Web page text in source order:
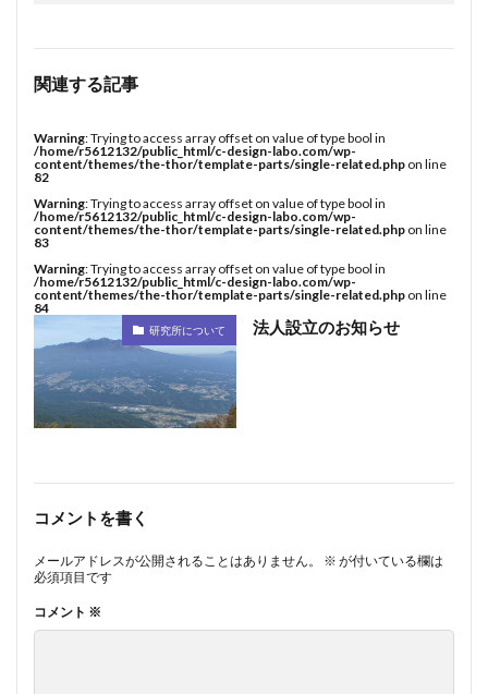
関連する記事
Warning: Trying to access array offset on value of type bool in
/home/r5612132/public_html/c-design-labo.com/wp-
content/themes/the-thor/template-parts/single-related.php on line
82
Warning: Trying to access array offset on value of type bool in
/home/r5612132/public_html/c-design-labo.com/wp-
content/themes/the-thor/template-parts/single-related.php on line
83
Warning: Trying to access array offset on value of type bool in
/home/r5612132/public_html/c-design-labo.com/wp-
content/themes/the-thor/template-parts/single-related.php on line
84
研究所について 法人設立のお知らせ
コメントを書く
メールアドレスが公開されることはありません。 ※ が付いている欄は
必須項目です
コメント ※